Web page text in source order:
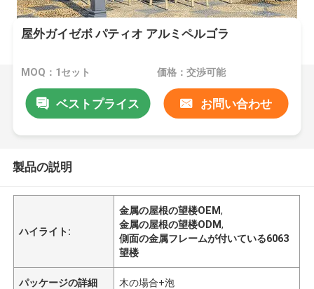
屋外ガイゼボ パティオ アルミペルゴラ
MOQ：1セット 価格：交渉可能
ベストプライス お問い合わせ
製品の説明
ハイライト:
金属の屋根の望楼OEM,
金属の屋根の望楼ODM,
側面の金属フレームが付いている6063
望楼
パッケージの詳細 木の場合+泡